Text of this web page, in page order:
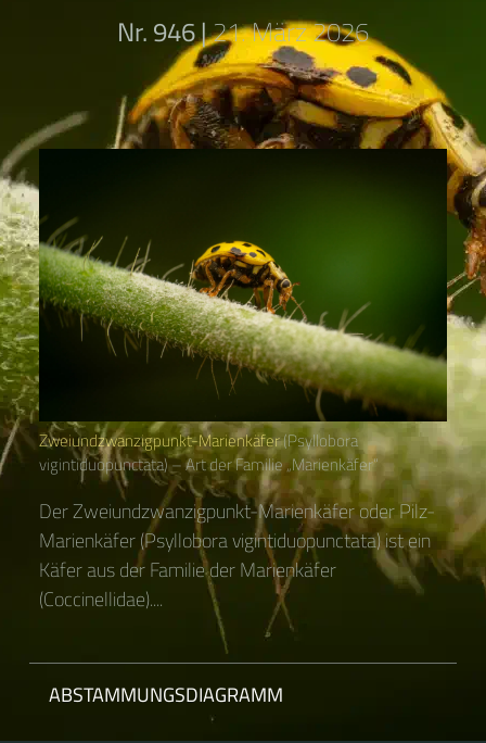
Nr. 946 |21. März 2026
Zweiundzwanzigpunkt-Marienkäfer(Psyllobora
vigintiduopunctata) – Art der Familie „Marienkäfer“
Der Zweiundzwanzigpunkt-Marienkäfer oder Pilz-
Marienkäfer (Psyllobora vigintiduopunctata) ist ein
Käfer aus der Familie der Marienkäfer
(Coccinellidae)....
ABSTAMMUNGSDIAGRAMM